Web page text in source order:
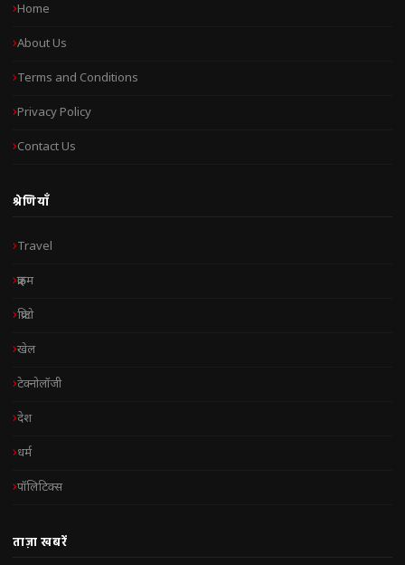
Home
About Us
Terms and Conditions
Privacy Policy
Contact Us
श्रेणियाँ
Travel
क्राइम
क्रिप्टो
खेल
टेक्नोलॉजी
देश
धर्म
पॉलिटिक्स
ताज़ा खबरें